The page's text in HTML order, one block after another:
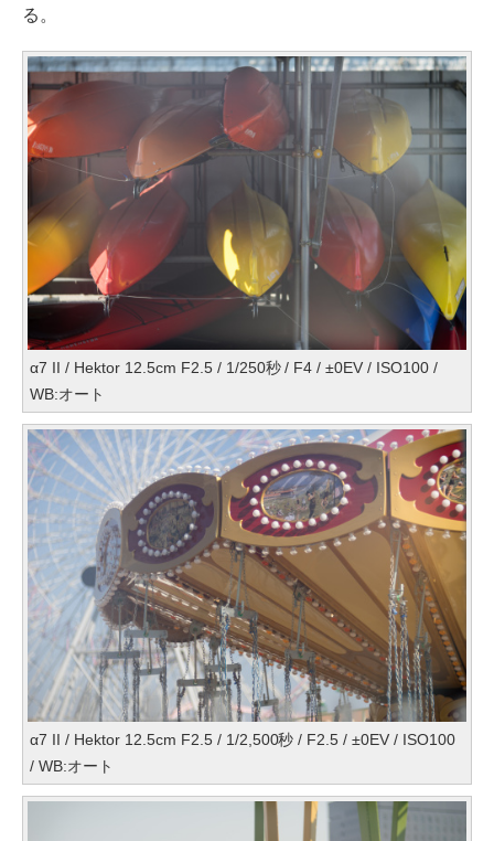
る。
α7 II / Hektor 12.5cm F2.5 / 1/250秒 / F4 / ±0EV / ISO100 /
WB:オート
α7 II / Hektor 12.5cm F2.5 / 1/2,500秒 / F2.5 / ±0EV / ISO100
/ WB:オート